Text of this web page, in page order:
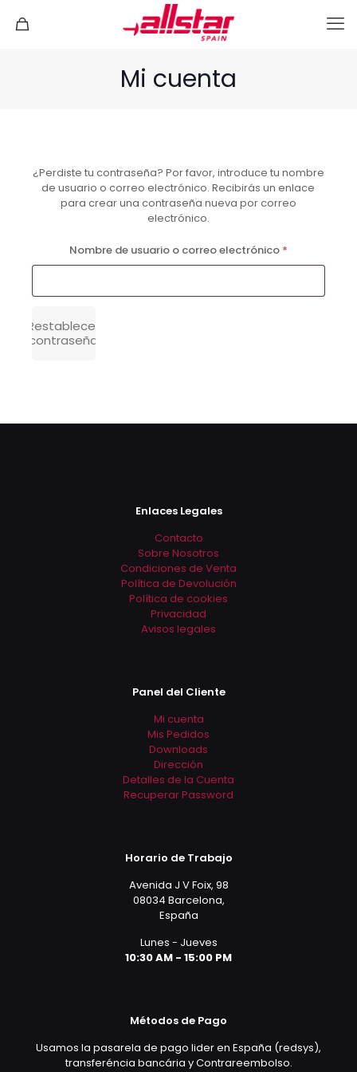
Mi cuenta
¿Perdiste tu contraseña? Por favor, introduce tu nombre
de usuario o correo electrónico. Recibirás un enlace
para crear una contraseña nueva por correo
electrónico.
Nombre de usuario o correo electrónico *Obligatorio
Restablecer
contraseña
Enlaces Legales
Contacto
Sobre Nosotros
Condiciones de Venta
Política de Devolución
Política de cookies
Privacidad
Avisos legales
Panel del Cliente
Mi cuenta
Mis Pedidos
Downloads
Dirección
Detalles de la Cuenta
Recuperar Password
Horario de Trabajo
Avenida J V Foix, 98
08034 Barcelona,
España
Lunes - Jueves
10:30 AM - 15:00 PM
Métodos de Pago
Usamos la pasarela de pago lider en España (redsys),
transferéncia bancária y Contrareembolso.